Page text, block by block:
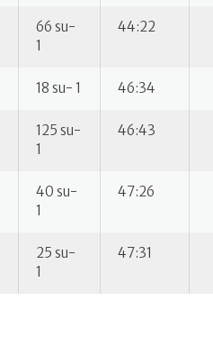
66 su-
1
44:22
18 su- 1 46:34
125 su-
1
46:43
40 su-
1
47:26
25 su-
1
47:31